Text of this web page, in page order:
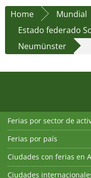
Home Mundial
Estado federado
Neumünster
Ferias por sector de
Ferias por país
Ciudades con ferias en
Ciudades